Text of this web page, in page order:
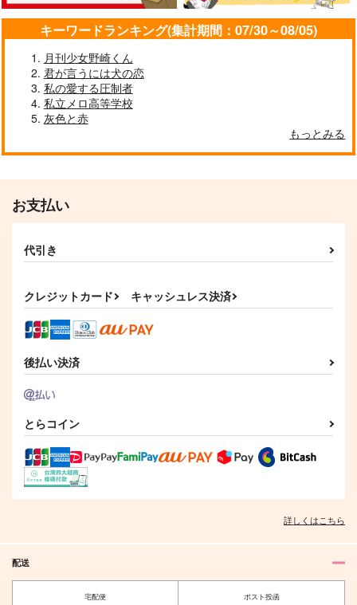
Prismew3
piyomew
作品詳細
ズルい男
作品詳細 作品詳細
はじめての手づくり
ゆめのおかしや。
787円（税込）
おまえは一体、おれを
おかしやさん
これからのボク達
ゆめのおかしや。
寿嶺二×美風藍
キーワードランキング(集計期間：07/30～08/05)
月刊少女野崎くん
君が言うには犬の恋
私の愛する圧制者
私立メロ高等学校
灰色と赤
もっとみる
お支払い
代引き
クレジットカード キャッシュレス決済
後払い決済
とらコイン
詳しくはこちら
配送
宅配便 ポスト投函